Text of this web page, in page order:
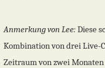
Anmerkung von Lee:Diese
Kombination von drei Live-
Zeitraum von zwei